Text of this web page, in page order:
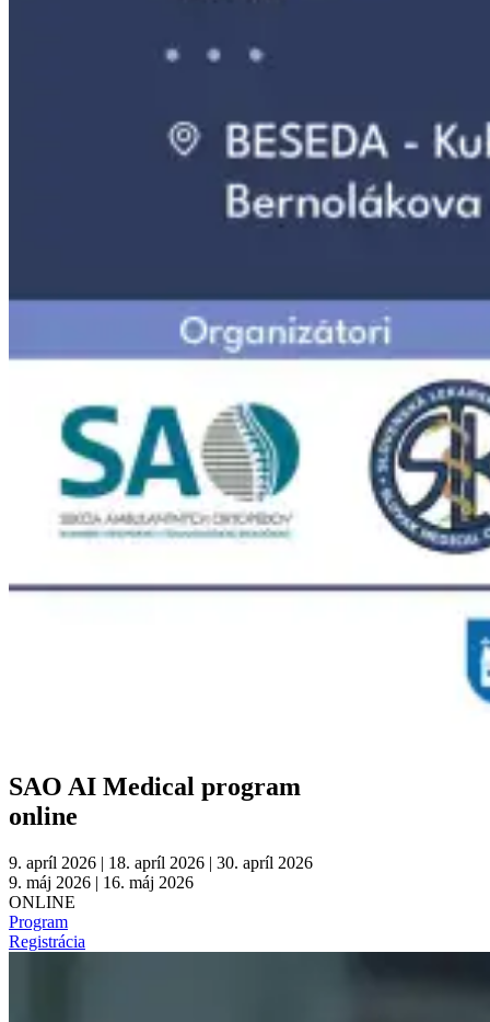
SAO AI Medical program
online
9. apríl 2026 | 18. apríl 2026 | 30. apríl 2026
9. máj 2026 | 16. máj 2026
ONLINE
Program
Registrácia